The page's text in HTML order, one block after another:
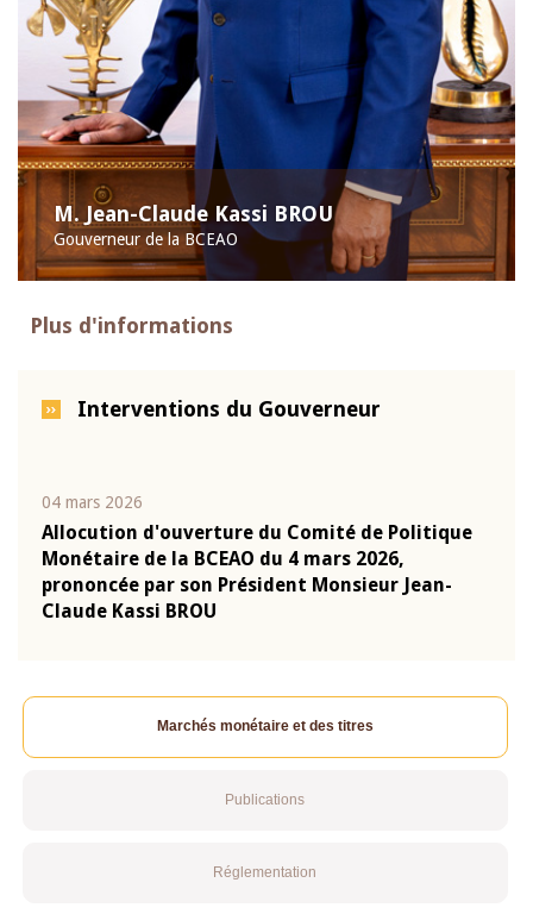
M. Jean-Claude Kassi BROU
Gouverneur de la BCEAO
Plus d'informations
Interventions du Gouverneur
04 mars 2026
Allocution d'ouverture du Comité de Politique
Monétaire de la BCEAO du 4 mars 2026,
prononcée par son Président Monsieur Jean-
Claude Kassi BROU
Marchés monétaire et des titres
Publications
Réglementation